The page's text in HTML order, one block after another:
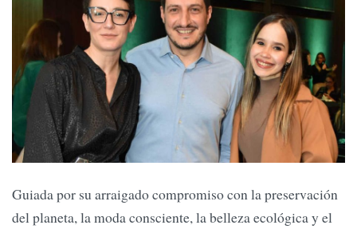
Guiada por su arraigado compromiso con la preservación
del planeta, la moda consciente, la belleza ecológica y el